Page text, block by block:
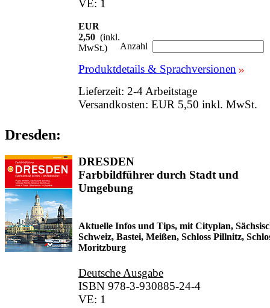
VE: 1
EUR
2,50 (inkl.
MwSt.)
Anzahl
Produktdetails & Sprachversionen
Lieferzeit: 2-4 Arbeitstage
Versandkosten: EUR 5,50 inkl. MwSt.
Dresden:
DRESDEN
Farbbildführer durch Stadt und
Umgebung
Aktuelle Infos und Tips, mit Cityplan,
Schweiz, Bastei, Meißen, Schloss Pillnitz,
Moritzburg
Deutsche Ausgabe
ISBN 978-3-930885-24-4
VE: 1